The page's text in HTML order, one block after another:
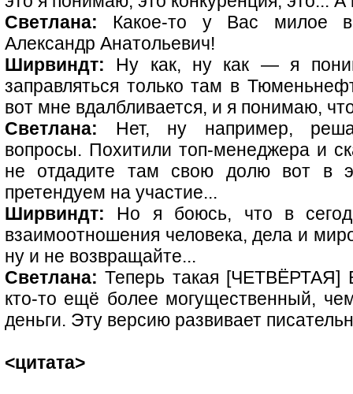
Светлана: Какое-то у Вас милое
Александр Анатольевич!
Ширвиндт: Ну как, ну как — я
заправляться только там в
вот мне вдалбливается, и я понимаю,
Светлана: Нет, ну например,
вопросы. Похитили топ-менеджера и
не отдадите там свою долю вот в
претендуем на участие...
Ширвиндт: Но я боюсь, что в
взаимоотношения человека, дела и
ну и не возвращайте...
Светлана: Теперь такая
кто-то ещё более могущественный,
деньги. Эту версию развивает
<цитата>